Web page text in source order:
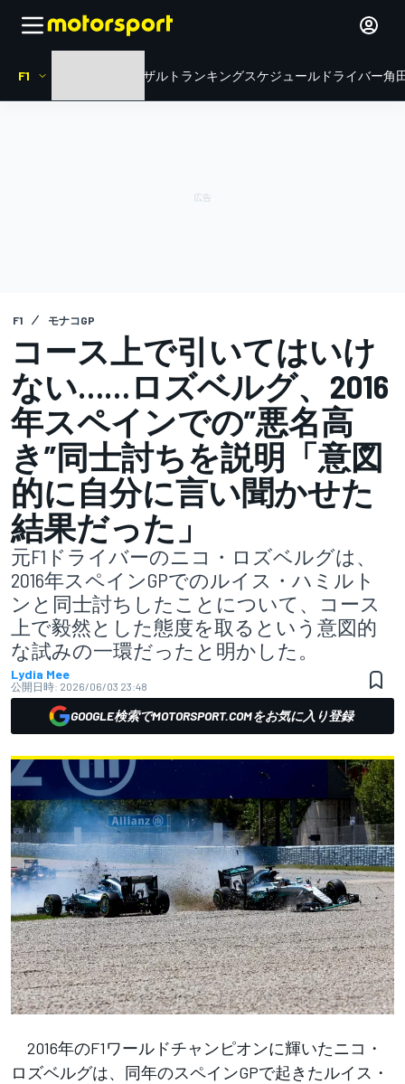
F1 リザルト ランキングスケジュール ドライバー角
F1 モナコGP
コース上で引いてはいけ
ない……ロズベルグ、2016
年スペインでの”悪名高
き”同士討ちを説明「意図
的に自分に言い聞かせた
結果だった」
元F1ドライバーのニコ・ロズベルグは、
2016年スペインGPでのルイス・ハミルト
ンと同士討ちしたことについて、コース
上で毅然とした態度を取るという意図的
な試みの一環だったと明かした。
Lydia Mee
公開日時: 2026/06/03 23:48
GOOGLE検索でMOTORSPORT.COMをお気に入り登録
2016年のF1ワールドチャンピオンに輝いたニコ・
ロズベルグは、同年のスペインGPで起きたルイス・